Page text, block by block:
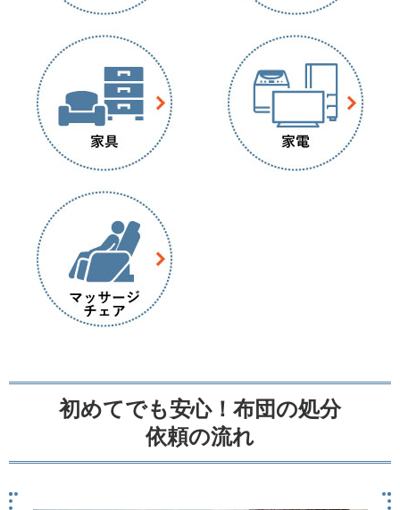
初めてでも安心！布団の処分
依頼の流れ